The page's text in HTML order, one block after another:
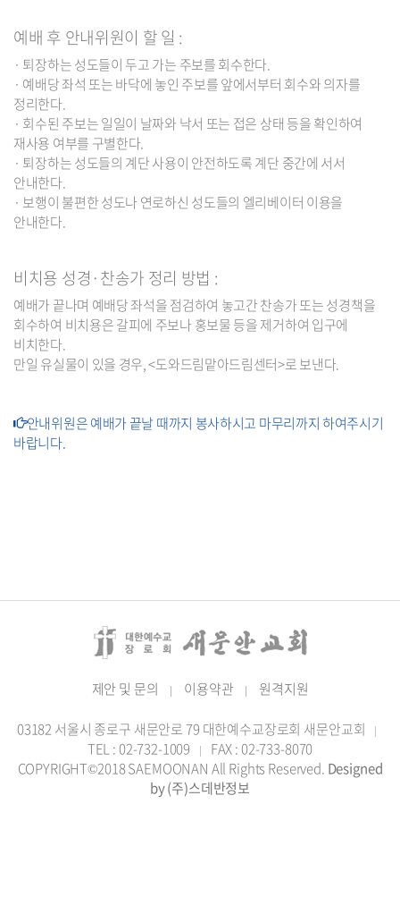
예배 후 안내위원이 할 일 :
· 퇴장하는 성도들이 두고 가는 주보를 회수한다.
· 예배당 좌석 또는 바닥에 놓인 주보를 앞에서부터 회수와 의자를
정리한다.
· 회수된 주보는 일일이 날짜와 낙서 또는 접은 상태 등을 확인하여
재사용 여부를 구별한다.
· 퇴장하는 성도들의 계단 사용이 안전하도록 계단 중간에 서서
안내한다.
· 보행이 불편한 성도나 연로하신 성도들의 엘리베이터 이용을
안내한다.
비치용 성경·찬송가 정리 방법 :
예배가 끝나며 예배당 좌석을 점검하여 놓고간 찬송가 또는 성경책을
회수하여 비치용은 갈피에 주보나 홍보물 등을 제거하여 입구에
비치한다.
만일 유실물이 있을 경우, <도와드림맡아드림센터>로 보낸다.
안내위원은 예배가 끝날 때까지 봉사하시고 마무리까지 하여주시기
바랍니다.
제안 및 문의 | 이용약관 | 원격지원
03182 서울시 종로구 새문안로 79 대한예수교장로회 새문안교회 |
TEL : 02-732-1009 |
FAX : 02-733-8070
COPYRIGHT©2018 SAEMOONAN All Rights Reserved. Designed
by (주)스데반정보